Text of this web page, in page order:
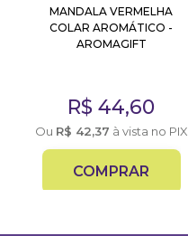
MANDALA VERMELHA
COLAR AROMÁTICO -
AROMAGIFT
R$44,60
Ou R$ 42,37 à vista no PIX
COMPRAR